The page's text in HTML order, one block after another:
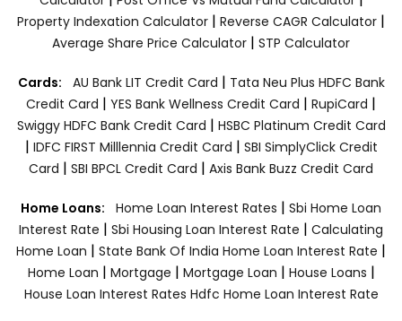
Property Indexation Calculator | Reverse CAGR Calculator |
Average Share Price Calculator | STP Calculator
Cards: AU Bank LIT Credit Card | Tata Neu Plus HDFC Bank
Credit Card | YES Bank Wellness Credit Card | RupiCard |
Swiggy HDFC Bank Credit Card | HSBC Platinum Credit Card
| IDFC FIRST Milllennia Credit Card | SBI SimplyClick Credit
Card | SBI BPCL Credit Card | Axis Bank Buzz Credit Card
Home Loans: Home Loan Interest Rates | Sbi Home Loan
Interest Rate | Sbi Housing Loan Interest Rate | Calculating
Home Loan | State Bank Of India Home Loan Interest Rate |
Home Loan | Mortgage | Mortgage Loan | House Loans |
House Loan Interest Rates Hdfc Home Loan Interest Rate